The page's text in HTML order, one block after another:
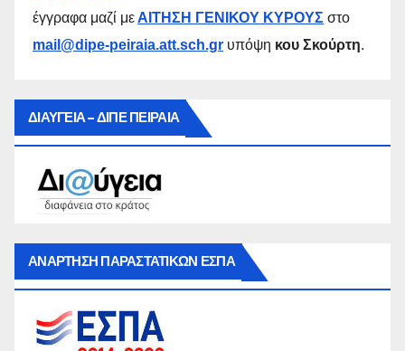
έγγραφα μαζί μεΑΙΤΗΣΗ ΓΕΝΙΚΟΥ ΚΥΡΟΥΣ στο
mail@dipe-peiraia.att.sch.gr υπόψη κου Σκούρτη.
ΔΙΑΥΓΕΙΑ – ΔΙΠΕ ΠΕΙΡΑΙΑ
ΑΝΑΡΤΗΣΗ ΠΑΡΑΣΤΑΤΙΚΩΝ ΕΣΠΑ